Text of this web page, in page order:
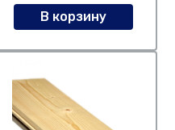
В корзину